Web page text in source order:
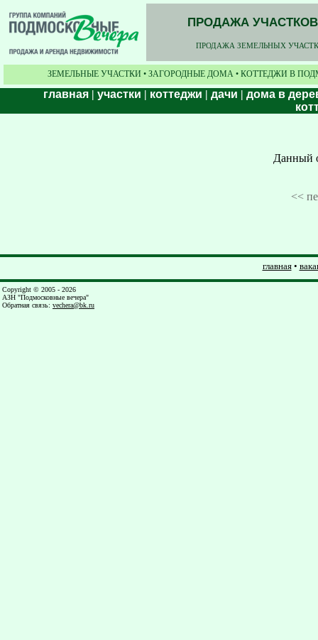
ПРОДАЖА
ПРОДАЖА ЗЕМЕЛЬНЫХ
ЗЕМЕЛЬНЫЕ УЧАСТКИ • ЗАГОРОДНЫЕ ДОМА • КОТТЕДЖИ В
главная | участки | коттеджи | дачи | дома в
Данный
<<
главная•
Copyright © 2005 - 2026
АЗН "Подмосковные вечера"
Обратная связь: vechera@bk.ru